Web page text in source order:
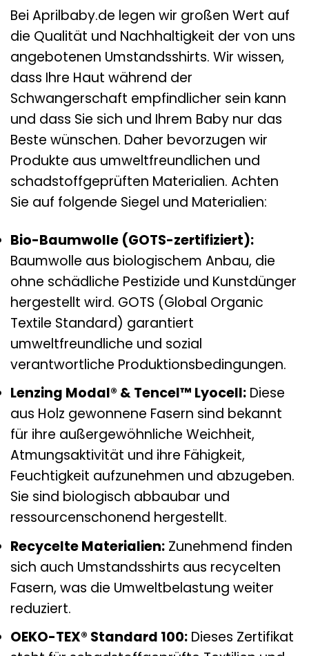
Bei Aprilbaby.de legen wir großen Wert auf
die Qualität und Nachhaltigkeit der von uns
angebotenen Umstandsshirts. Wir wissen,
dass Ihre Haut während der
Schwangerschaft empfindlicher sein kann
und dass Sie sich und Ihrem Baby nur das
Beste wünschen. Daher bevorzugen wir
Produkte aus umweltfreundlichen und
schadstoffgeprüften Materialien. Achten
Sie auf folgende Siegel und Materialien:
Bio-Baumwolle (GOTS-zertifiziert):
Baumwolle aus biologischem Anbau, die
ohne schädliche Pestizide und Kunstdünger
hergestellt wird. GOTS (Global Organic
Textile Standard) garantiert
umweltfreundliche und sozial
verantwortliche Produktionsbedingungen.
Lenzing Modal® & Tencel™ Lyocell: Diese
aus Holz gewonnene Fasern sind bekannt
für ihre außergewöhnliche Weichheit,
Atmungsaktivität und ihre Fähigkeit,
Feuchtigkeit aufzunehmen und abzugeben.
Sie sind biologisch abbaubar und
ressourcenschonend hergestellt.
Recycelte Materialien: Zunehmend finden
sich auch Umstandsshirts aus recycelten
Fasern, was die Umweltbelastung weiter
reduziert.
OEKO-TEX® Standard 100: Dieses Zertifikat